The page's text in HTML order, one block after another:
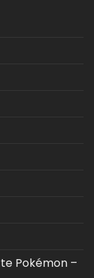
Pokémon –